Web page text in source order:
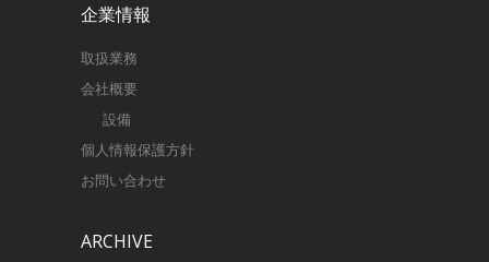
企業情報
取扱業務
会社概要
設備
個人情報保護方針
お問い合わせ
ARCHIVE